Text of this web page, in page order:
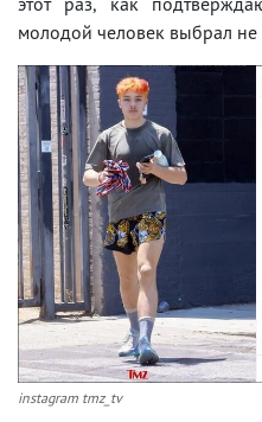
молодой человек выбрал
instagram tmz_tv